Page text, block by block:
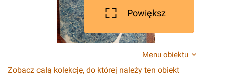
Powiększ
Menu obiektu
Zobacz całą kolekcję, do której należy ten obiekt